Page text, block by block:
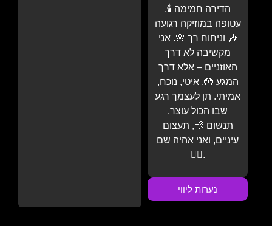
הדירה חמימה 🕯️,
עטופה במוזיקה רגועה
🎶 וניחוח רך 🌸. אני
מקשיבה לא דרך
האוזניים – אלא דרך
המגע 🤲. איטי, נוכח,
אמיתי. תן לעצמך רגע
שבו הכול עוצר.
תנשום 💨, תעצום
עיניים, ואני אהיה שם
💆‍♂️.
נערות ליווי